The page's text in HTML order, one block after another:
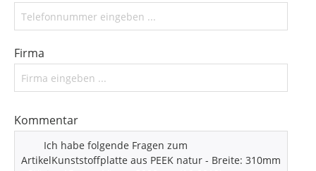
Firma
Kommentar